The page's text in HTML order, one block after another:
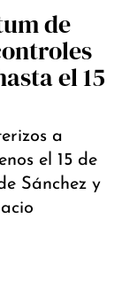
de
el 15
a
el 15 de
Sánchez y